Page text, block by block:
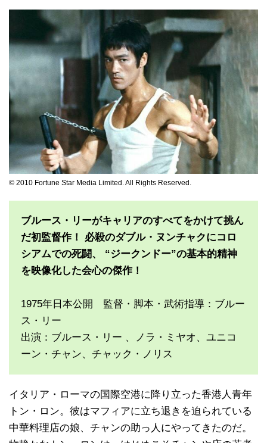
© 2010 Fortune Star Media Limited. All Rights Reserved.
ブルース・リーがキャリアのすべてをかけて挑ん
だ初監督作！ 必殺のダブル・ヌンチャクにコロ
シアムでの死闘、 “ジークンドー”の基本的精神
を映像化した会心の傑作！
1975年日本公開 監督・脚本・武術指導：ブルー
ス・リー
出演：ブルース・リー 、ノラ・ミヤオ、ユニコ
ーン・チャン、チャック・ノリス
イタリア・ローマの国際空港に降り立った香港人青年
トン・ロン。彼はマフィアに立ち退きを迫られている
中華料理店の娘、チャンの助っ人にやってきたのだ。